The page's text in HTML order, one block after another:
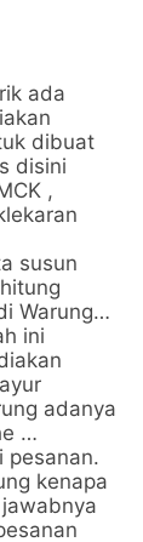
ada
dibuat
disini
,
susun
Warung…
ini
adanya
…
pesanan.
kenapa